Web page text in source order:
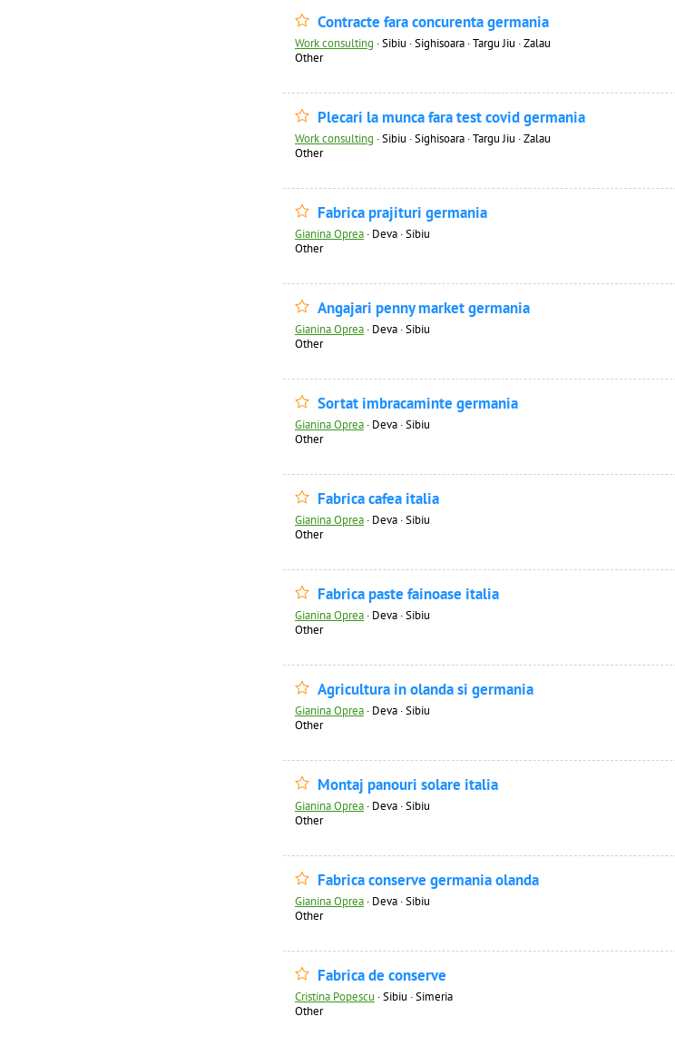
Contracte fara concurenta germania
Work consulting ·Sibiu · Sighisoara · Targu Jiu · Zalau
Other
Plecari la munca fara test covid germania
Work consulting ·Sibiu · Sighisoara · Targu Jiu · Zalau
Other
Fabrica prajituri germania
Gianina Oprea · Deva · Sibiu
Other
Angajari penny market germania
Gianina Oprea · Deva · Sibiu
Other
Sortat imbracaminte germania
Gianina Oprea · Deva · Sibiu
Other
Fabrica cafea italia
Gianina Oprea · Deva · Sibiu
Other
Fabrica paste fainoase italia
Gianina Oprea · Deva · Sibiu
Other
Agricultura in olanda si germania
Gianina Oprea · Deva · Sibiu
Other
Montaj panouri solare italia
Gianina Oprea · Deva · Sibiu
Other
Fabrica conserve germania olanda
Gianina Oprea · Deva · Sibiu
Other
Fabrica de conserve
Cristina Popescu ·Sibiu · Simeria
Other